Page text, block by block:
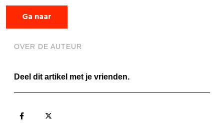
Ga naar
OVER DE AUTEUR
Deel dit artikel met je vrienden.